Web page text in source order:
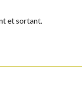
et sortant.